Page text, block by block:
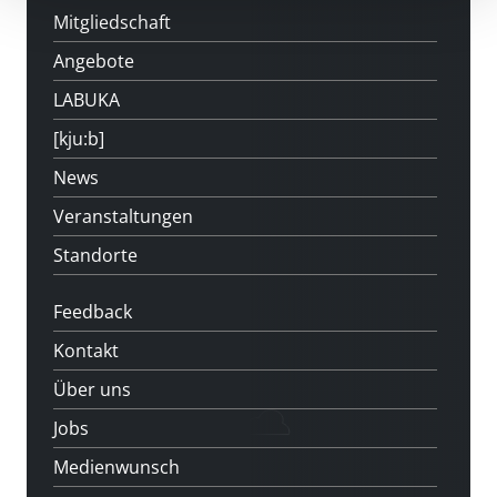
Mitgliedschaft
Angebote
LABUKA
[kju:b]
News
Veranstaltungen
Standorte
Feedback
Kontakt
Über uns
Jobs
Medienwunsch